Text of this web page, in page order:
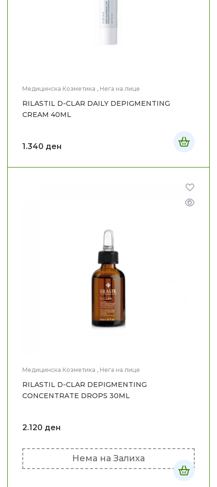
Медицинска Козметика , Нега на лице
RILASTIL D-CLAR DAILY DEPIGMENTING
CREAM 40ML
1.340 ден
Медицинска Козметика , Нега на лице
RILASTIL D-CLAR DEPIGMENTING
CONCENTRATE DROPS 30ML
2.120 ден
Нема на Залиха